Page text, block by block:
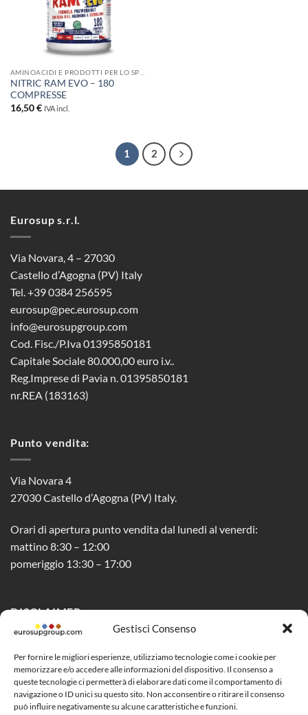
Gestisci Consenso
Per fornire le migliori esperienze, utilizziamo tecnologie come i cookie per
memorizzare e/o accedere alle informazioni del dispositivo. Il consenso a
queste tecnologie ci permetterà di elaborare dati come il comportamento di
navigazione o ID unici su questo sito. Non acconsentire o ritirare il consenso
può influire negativamente su alcune caratteristiche e funzioni.
NITRIC RAM EVO – 180
COMPRESSE
16,50€ IVA incl.
1 2
Eurosup s.r.l.
Via Novara, 4 – 27030
Castello d’Agogna (PV) Italy
Tel. +39 0384 256595
eurosup@pec.eurosup.com
info@eurosupgroup.com
Cod. Fisc./P.Iva 01395850181
Capitale Sociale 80.000,00 euro i.v..
Reg.Imprese di Pavia n. 01395850181
nr.REA (183163)
Punto vendita:
Via Novara 4
27030 Castello d’Agogna (PV) Italy.
Orari di apertura punto vendita dal lunedi al venerdi:
mattino 8:30 – 12:00
pomeriggio 13:30 – 17:00
DISCLAIMER
Privacy Policy
Cookie Policy (UE)
Social Media Policy